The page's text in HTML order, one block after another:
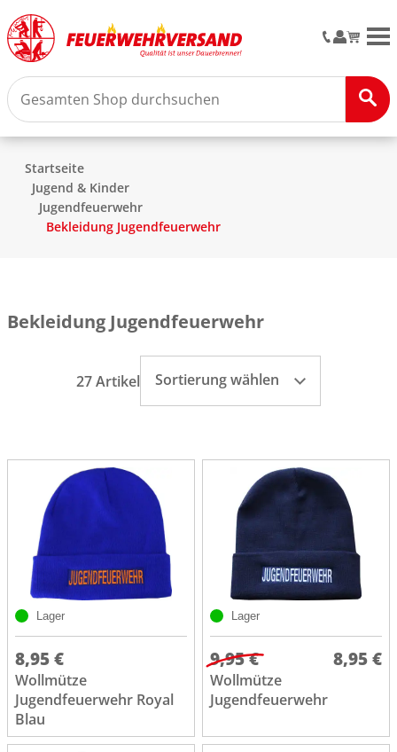
Startseite
Jugend & Kinder
Jugendfeuerwehr
Bekleidung Jugendfeuerwehr
Bekleidung Jugendfeuerwehr
27 Artikel Sortierung wählen
Lager
8,95 €
Wollmütze
Jugendfeuerwehr Royal
Blau
Lager
9,95 € 8,95 €
Wollmütze
Jugendfeuerwehr